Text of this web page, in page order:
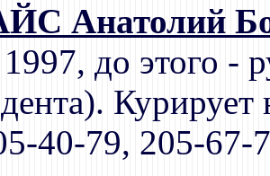
Анатолий
до этого -
Курирует
40-79, 205-67-